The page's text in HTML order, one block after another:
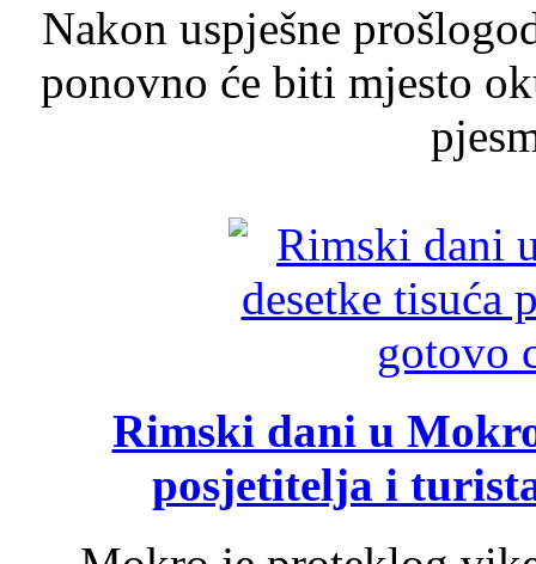
Nakon uspješne
ponovno će biti mjesto
Rimski dani u
posjetitelja i